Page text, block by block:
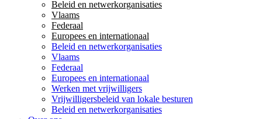
Beleid en netwerkorganisaties
Vlaams
Federaal
Europees en internationaal
Beleid en netwerkorganisaties
Vlaams
Federaal
Europees en internationaal
Werken met vrijwilligers
Vrijwilligersbeleid van lokale besturen
Beleid en netwerkorganisaties